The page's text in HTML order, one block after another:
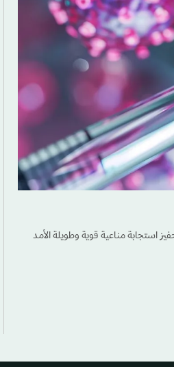
استجابة مناعية قوية وطويلة الأمد